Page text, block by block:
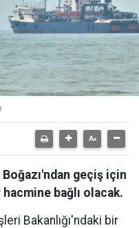
geçiş için
bağlı olacak.
Bakanlığı'ndaki bir